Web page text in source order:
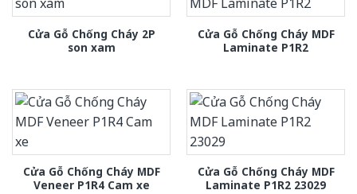
Cửa Gỗ Chống Cháy 2P
son xam
Cửa Gỗ Chống Cháy MDF
Laminate P1R2
Cửa Gỗ Chống Cháy MDF
Veneer P1R4 Cam xe
Cửa Gỗ Chống Cháy MDF
Laminate P1R2 23029